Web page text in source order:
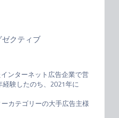
クティブ
ンターネット広告企業で営
験したのち、2021年に
カテゴリーの大手広告主様